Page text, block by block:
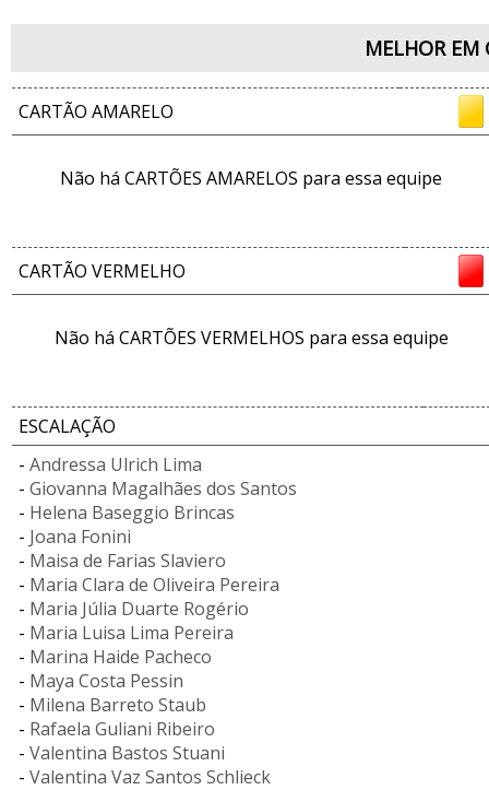
MELHOR
CARTÃO AMARELO
Não há CARTÕES AMARELOS para essa equipe
CARTÃO VERMELHO
Não há CARTÕES VERMELHOS para essa equipe
ESCALAÇÃO
- Andressa Ulrich Lima
- Giovanna Magalhães dos Santos
- Helena Baseggio Brincas
- Joana Fonini
- Maisa de Farias Slaviero
- Maria Clara de Oliveira Pereira
- Maria Júlia Duarte Rogério
- Maria Luisa Lima Pereira
- Marina Haide Pacheco
- Maya Costa Pessin
- Milena Barreto Staub
- Rafaela Guliani Ribeiro
- Valentina Bastos Stuani
- Valentina Vaz Santos Schlieck